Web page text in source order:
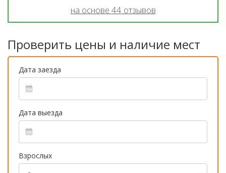
на основе 44 отзывов
Проверить цены и наличие мест
Дата заезда
Дата выезда
Взрослых